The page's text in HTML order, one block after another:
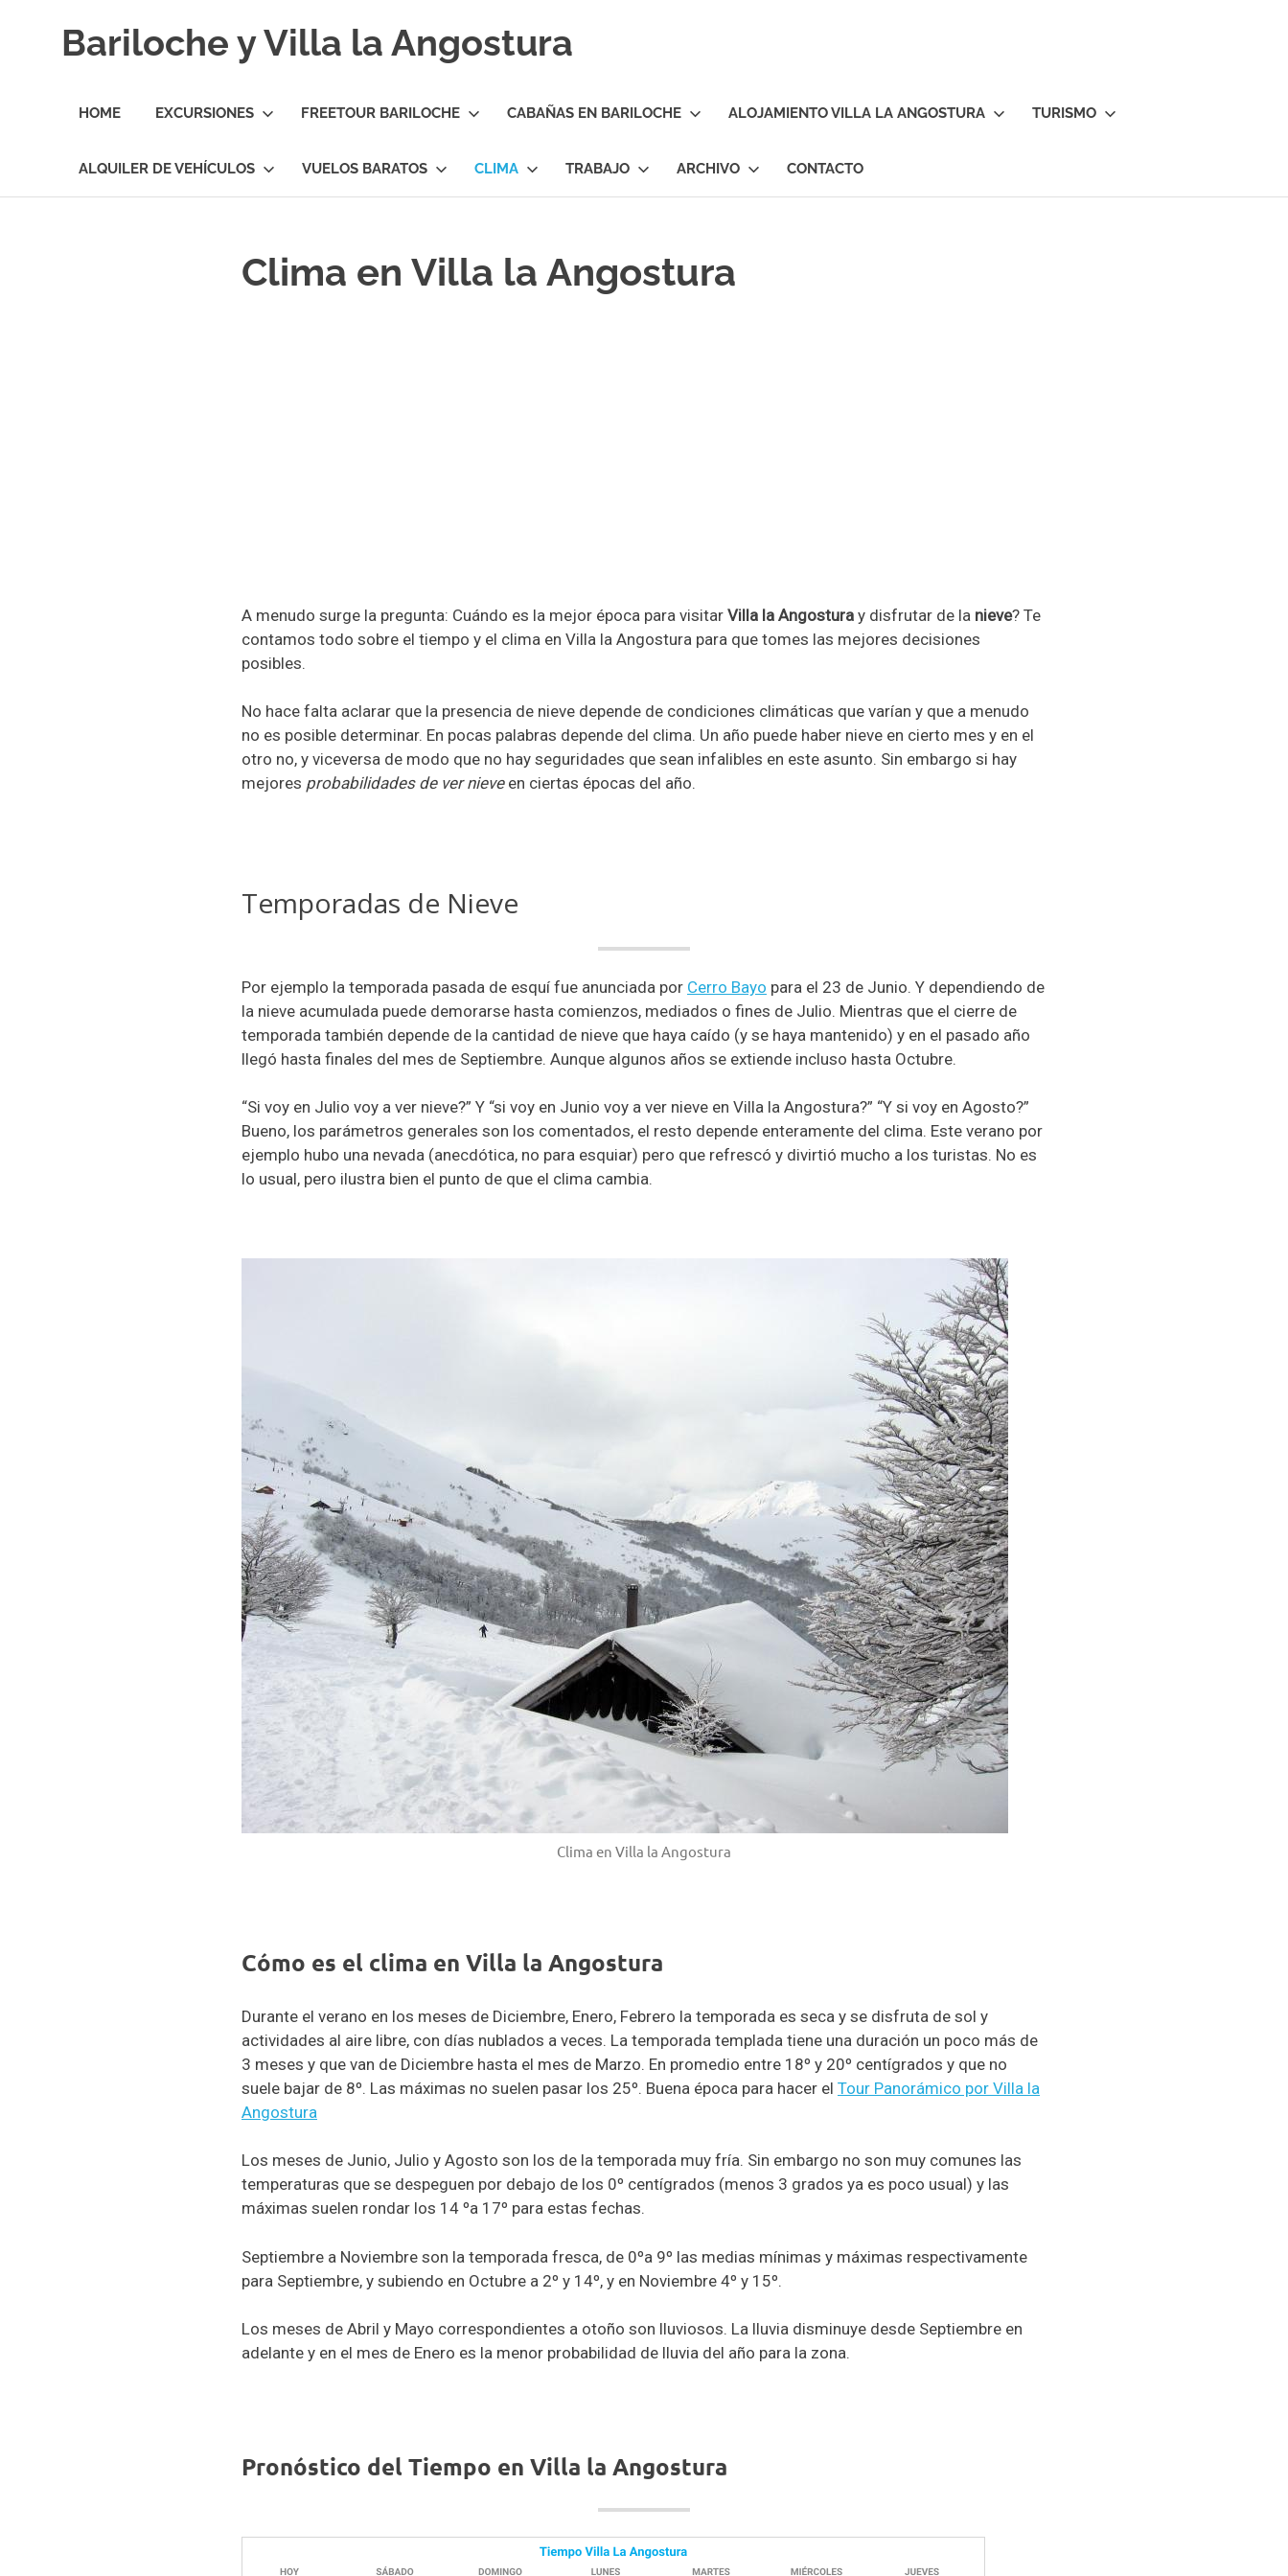
Bariloche y Villa la Angostura
Cabañas
Villa
HOME EXCURSIONES FREETOUR BARILOCHE CABAÑAS EN BARILOCHE ALOJAMIENTO VILLA LA ANGOSTURA TURISMO
ALQUILER DE VEHÍCULOS VUELOS BARATOS CLIMA TRABAJO ARCHIVO CONTACTO
Clima en Villa la Angostura
A menudo surge la pregunta: Cuándo es la mejor época para visitar Villa la Angostura y disfrutar de la nieve? Te
contamos todo sobre el tiempo y el clima en Villa la Angostura para que tomes las mejores decisiones
posibles.
No hace falta aclarar que la presencia de nieve depende de condiciones climáticas que varían y que a menudo
no es posible determinar. En pocas palabras depende del clima. Un año puede haber nieve en cierto mes y en el
otro no, y viceversa de modo que no hay seguridades que sean infalibles en este asunto. Sin embargo si hay
mejores probabilidades de ver nieveen ciertas épocas del año.
Temporadas de Nieve
Por ejemplo la temporada pasada de esquí fue anunciada por Cerro Bayo para el 23 de Junio. Y dependiendo de
la nieve acumulada puede demorarse hasta comienzos, mediados o fines de Julio. Mientras que el cierre de
temporada también depende de la cantidad de nieve que haya caído (y se haya mantenido) y en el pasado año
llegó hasta finales del mes de Septiembre. Aunque algunos años se extiende incluso hasta Octubre.
“Si voy en Julio voy a ver nieve?” Y “si voy en Junio voy a ver nieve en Villa la Angostura?” “Y si voy en Agosto?”
Bueno, los parámetros generales son los comentados, el resto depende enteramente del clima. Este verano por
ejemplo hubo una nevada (anecdótica, no para esquiar) pero que refrescó y divirtió mucho a los turistas. No es
lo usual, pero ilustra bien el punto de que el clima cambia.
Clima en Villa la Angostura
Cómo es el clima en Villa la Angostura
Durante el verano en los meses de Diciembre, Enero, Febrero la temporada es seca y se disfruta de sol y
actividades al aire libre, con días nublados a veces. La temporada templada tiene una duración un poco más de
3 meses y que van de Diciembre hasta el mes de Marzo. En promedio entre 18º y 20º centígrados y que no
suele bajar de 8º. Las máximas no suelen pasar los 25º. Buena época para hacer el Tour Panorámico por Villa la
Angostura
Los meses de Junio, Julio y Agosto son los de la temporada muy fría. Sin embargo no son muy comunes las
temperaturas que se despeguen por debajo de los 0º centígrados (menos 3 grados ya es poco usual) y las
máximas suelen rondar los 14 ºa 17º para estas fechas.
Septiembre a Noviembre son la temporada fresca, de 0ºa 9º las medias mínimas y máximas respectivamente
para Septiembre, y subiendo en Octubre a 2º y 14º, y en Noviembre 4º y 15º.
Los meses de Abril y Mayo correspondientes a otoño son lluviosos. La lluvia disminuye desde Septiembre en
adelante y en el mes de Enero es la menor probabilidad de lluvia del año para la zona.
Pronóstico del Tiempo en Villa la Angostura